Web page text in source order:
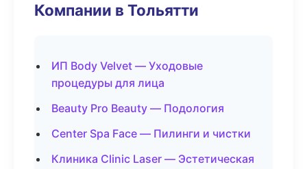
Компании в Тольятти
ИП Body Velvet — Уходовые
процедуры для лица
Beauty Pro Beauty — Подология
Center Spa Face — Пилинги и чистки
Клиника Clinic Laser — Эстетическая